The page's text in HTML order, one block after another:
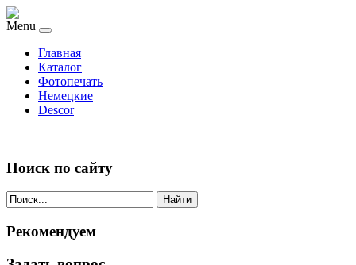
Menu
Главная
Каталог
Фотопечать
Немецкие
Descor
Поиск по сайту
Найти
Рекомендуем